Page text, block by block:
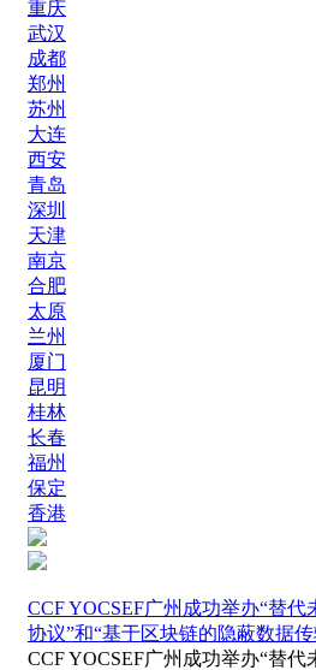
重庆
武汉
成都
郑州
苏州
大连
西安
青岛
深圳
天津
南京
合肥
太原
兰州
厦门
昆明
桂林
长春
福州
保定
香港
CCF YOCSEF广州成功举办“替
协议”和“基于区块链的隐蔽数据
CCF YOCSEF广州成功举办“替